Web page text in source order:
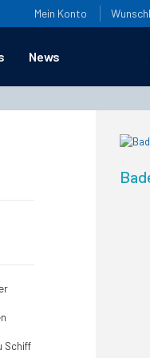
Mein Konto
News
Schiff